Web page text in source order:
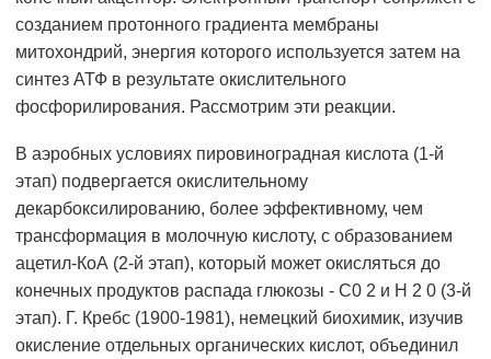
созданием протонного градиента мембраны
митохондрий, энергия которого используется затем на
синтез АТФ в результате окислительного
фосфорилирования. Рассмотрим эти реакции.
В аэробных условиях пировиноградная кислота (1-й
этап) подвергается окислительному
декарбоксилированию, более эффективному, чем
трансформация в молочную кислоту, с образованием
ацетил-КоА (2-й этап), который может окисляться до
конечных продуктов распада глюкозы - С0 2 и Н 2 0 (3-й
этап). Г. Кребс (1900-1981), немецкий биохимик, изучив
окисление отдельных органических кислот, объединил